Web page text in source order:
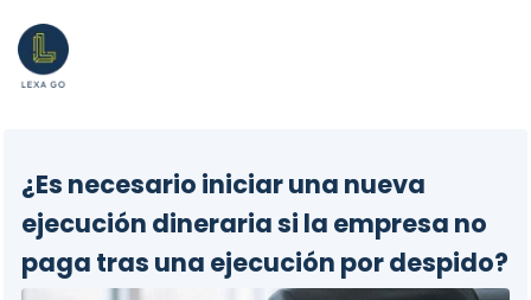
¿Es necesario iniciar una nueva
ejecución dineraria si la empresa no
paga tras una ejecución por despido?